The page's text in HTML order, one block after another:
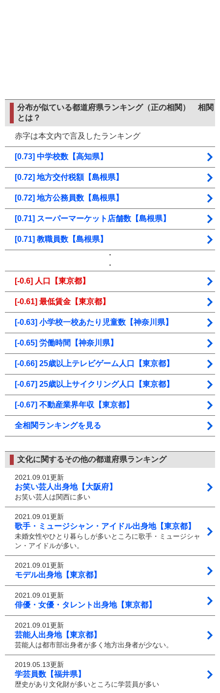
分布が似ている都道府県ランキング（正の相関） 相関
とは？
赤字は本文内で言及したランキング
[0.73] 中学校数【高知県】
[0.72] 地方交付税額【島根県】
[0.72] 地方公務員数【島根県】
[0.71] スーパーマーケット店舗数【島根県】
[0.71] 教職員数【島根県】
・
・
[-0.6] 人口【東京都】
[-0.61] 最低賃金【東京都】
[-0.63] 小学校一校あたり児童数【神奈川県】
[-0.65] 労働時間【神奈川県】
[-0.66] 25歳以上テレビゲーム人口【東京都】
[-0.67] 25歳以上サイクリング人口【東京都】
[-0.67] 不動産業界年収【東京都】
全相関ランキングを見る
文化に関するその他の都道府県ランキング
2021.09.01更新
お笑い芸人出身地【大阪府】
お笑い芸人は関西に多い
2021.09.01更新
歌手・ミュージシャン・アイドル出身地【東京都】
未婚女性やひとり暮らしが多いところに歌手・ミュージシャ
ン・アイドルが多い。
2021.09.01更新
モデル出身地【東京都】
2021.09.01更新
俳優・女優・タレント出身地【東京都】
2021.09.01更新
芸能人出身地【東京都】
芸能人は都市部出身者が多く地方出身者が少ない。
2019.05.13更新
学芸員数【福井県】
歴史があり文化財が多いところに学芸員が多い